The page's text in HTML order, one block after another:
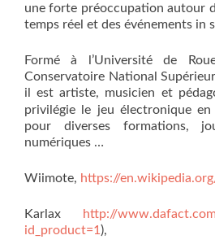
une forte préoccupation autour
temps réel et des événements in
Formé à l’Université de
Conservatoire National
il est artiste, musicien et
privilégie le jeu électronique
pour diverses formations,
numériques …
Wiimote, https://
Karlax
http://
id_product=1 ),